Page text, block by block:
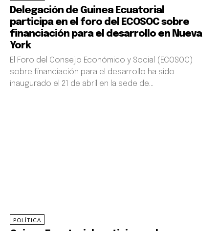
Delegación de Guinea Ecuatorial
participa en el foro del ECOSOC sobre
financiación para el desarrollo en Nueva
York
El Foro del Consejo Económico y Social (ECOSOC)
sobre financiación para el desarrollo ha sido
inaugurado el 21 de abril en la sede de...
POLÍTICA